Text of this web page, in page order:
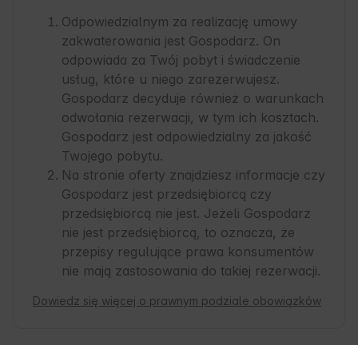
Odpowiedzialnym za realizację umowy
zakwaterowania jest Gospodarz. On
odpowiada za Twój pobyt i świadczenie
usług, które u niego zarezerwujesz.
Gospodarz decyduje również o warunkach
odwołania rezerwacji, w tym ich kosztach.
Gospodarz jest odpowiedzialny za jakość
Twojego pobytu.
Na stronie oferty znajdziesz informacje czy
Gospodarz jest przedsiębiorcą czy
przedsiębiorcą nie jest. Jeżeli Gospodarz
nie jest przedsiębiorcą, to oznacza, że
przepisy regulujące prawa konsumentów
nie mają zastosowania do takiej rezerwacji.
Dowiedz się więcej o prawnym podziale obowiązków